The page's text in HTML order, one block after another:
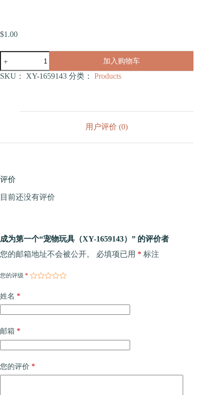
$1.00
物
玩
加入购物车
SKU： XY-1659143 分类： Products
用户评价 (0)
评价
目前还没有评价
成为第一个“宠物玩具（XY-1659143）” 的评价者
您的邮箱地址不会被公开。
必填项已用 * 标注
您的评级 *
姓名 *
邮箱 *
您的评价 *